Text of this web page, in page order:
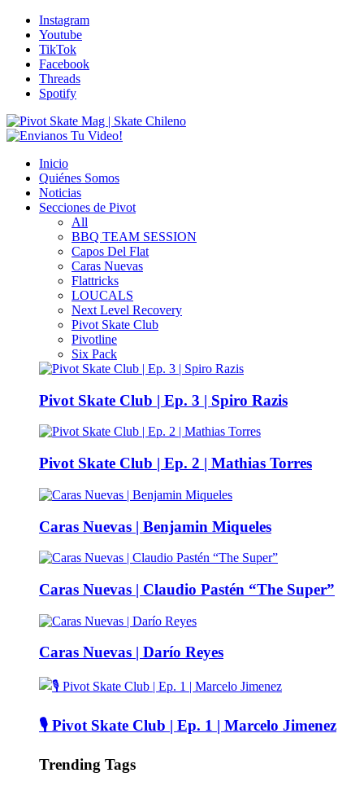
Instagram
Youtube
TikTok
Facebook
Threads
Spotify
Inicio
Quiénes Somos
Noticias
Secciones de Pivot
All
BBQ TEAM SESSION
Capos Del Flat
Caras Nuevas
Flattricks
LOUCALS
Next Level Recovery
Pivot Skate Club
Pivotline
Six Pack
Pivot Skate Club | Ep. 3 | Spiro Razis
Pivot Skate Club | Ep. 2 | Mathias Torres
Caras Nuevas | Benjamin Miqueles
Caras Nuevas | Claudio Pastén “The Super”
Caras Nuevas | Darío Reyes
🎙️ Pivot Skate Club | Ep. 1 | Marcelo Jimenez
Trending Tags